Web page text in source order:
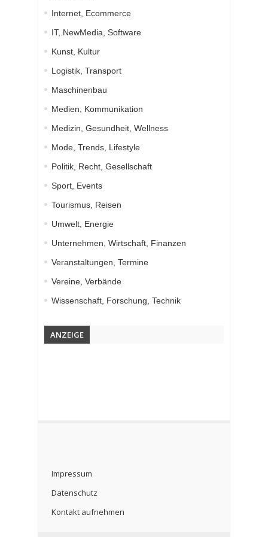
Internet, Ecommerce
IT, NewMedia, Software
Kunst, Kultur
Logistik, Transport
Maschinenbau
Medien, Kommunikation
Medizin, Gesundheit, Wellness
Mode, Trends, Lifestyle
Politik, Recht, Gesellschaft
Sport, Events
Tourismus, Reisen
Umwelt, Energie
Unternehmen, Wirtschaft, Finanzen
Veranstaltungen, Termine
Vereine, Verbände
Wissenschaft, Forschung, Technik
ANZEIGE
Impressum
Datenschutz
Kontakt aufnehmen